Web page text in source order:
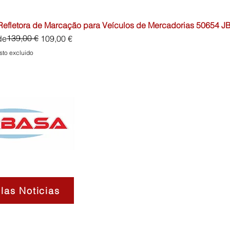
de Marcação para Veículos de Mercadorias 50654
139,00 € 109,00 €
de oferta
excluido
Noticias